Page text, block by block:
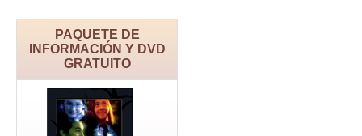
PAQUETE DE
INFORMACIÓN Y DVD
GRATUITO